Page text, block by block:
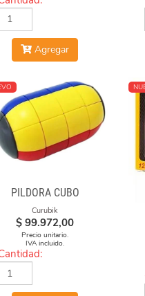
Agregar
PILDORA CUBO
Curubik
$ 99.972,00
Precio unitario.
IVA incluido.